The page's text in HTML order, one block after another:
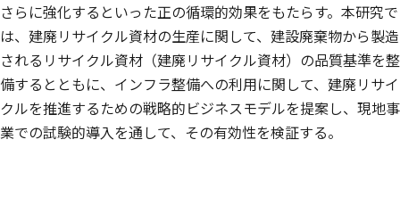
さらに強化するといった正の循環的効果をもたらす。本研究で
は、建廃リサイクル資材の生産に関して、建設廃棄物から製造
されるリサイクル資材（建廃リサイクル資材）の品質基準を整
備するとともに、インフラ整備への利用に関して、建廃リサイ
クルを推進するための戦略的ビジネスモデルを提案し、現地事
業での試験的導入を通して、その有効性を検証する。